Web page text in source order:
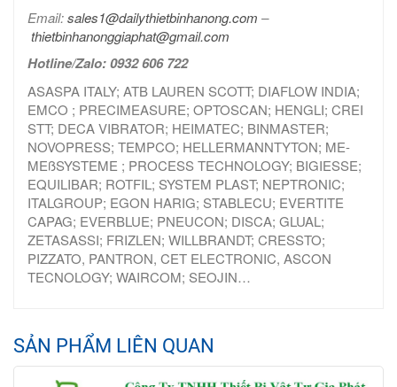
Email:sales1@dailythietbinhanong.com –
thietbinhanonggiaphat@gmail.com
Hotline/Zalo: 0932 606 722
ASASPA ITALY; ATB LAUREN SCOTT; DIAFLOW INDIA;
EMCO ; PRECIMEASURE; OPTOSCAN; HENGLI; CREI
STT; DECA VIBRATOR; HEIMATEC; BINMASTER;
NOVOPRESS; TEMPCO; HELLERMANNTYTON; ME-
MEßSYSTEME ; PROCESS TECHNOLOGY; BIGIESSE;
EQUILIBAR; ROTFIL; SYSTEM PLAST; NEPTRONIC;
ITALGROUP; EGON HARIG; STABLECU; EVERTITE
CAPAG; EVERBLUE; PNEUCON; DISCA; GLUAL;
ZETASASSI; FRIZLEN; WILLBRANDT; CRESSTO;
PIZZATO, PANTRON, CET ELECTRONIC, ASCON
TECNOLOGY; WAIRCOM; SEOJIN…
SẢN PHẨM LIÊN QUAN